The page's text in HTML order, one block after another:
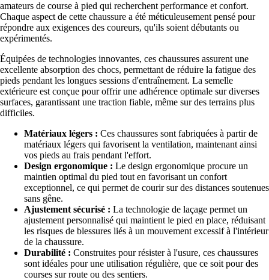
amateurs de course à pied qui recherchent performance et confort.
Chaque aspect de cette chaussure a été méticuleusement pensé pour
répondre aux exigences des coureurs, qu'ils soient débutants ou
expérimentés.
Équipées de technologies innovantes, ces chaussures assurent une
excellente absorption des chocs, permettant de réduire la fatigue des
pieds pendant les longues sessions d'entraînement. La semelle
extérieure est conçue pour offrir une adhérence optimale sur diverses
surfaces, garantissant une traction fiable, même sur des terrains plus
difficiles.
Matériaux légers : Ces chaussures sont fabriquées à partir de
matériaux légers qui favorisent la ventilation, maintenant ainsi
vos pieds au frais pendant l'effort.
Design ergonomique : Le design ergonomique procure un
maintien optimal du pied tout en favorisant un confort
exceptionnel, ce qui permet de courir sur des distances soutenues
sans gêne.
Ajustement sécurisé : La technologie de laçage permet un
ajustement personnalisé qui maintient le pied en place, réduisant
les risques de blessures liés à un mouvement excessif à l'intérieur
de la chaussure.
Durabilité : Construites pour résister à l'usure, ces chaussures
sont idéales pour une utilisation régulière, que ce soit pour des
courses sur route ou des sentiers.